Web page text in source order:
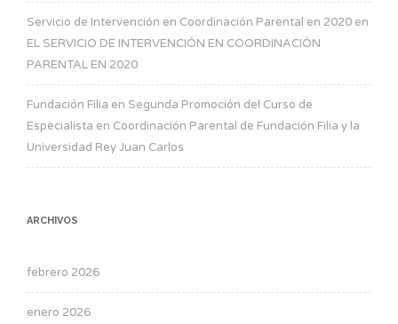
Servicio de Intervención en Coordinación Parental en 2020 en
EL SERVICIO DE INTERVENCIÓN EN COORDINACIÓN
PARENTAL EN 2020
Fundación Filia en Segunda Promoción del Curso de
Especialista en Coordinación Parental de Fundación Filia y la
Universidad Rey Juan Carlos
ARCHIVOS
febrero 2026
enero 2026